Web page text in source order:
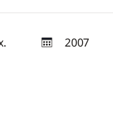
2007
année